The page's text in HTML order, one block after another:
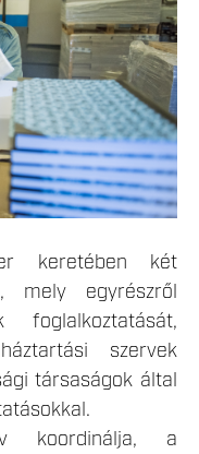
keretében két
mely egyrészről
szervek
társaságok által
koordinálja, a